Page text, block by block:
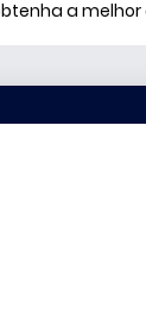
a